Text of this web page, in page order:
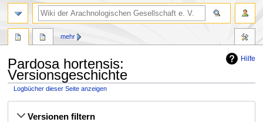
Hilfe
Pardosa hortensis:
Versionsgeschichte
Logbücher dieser Seite anzeigen
Navigation
SucheVersionen filtern
mehr